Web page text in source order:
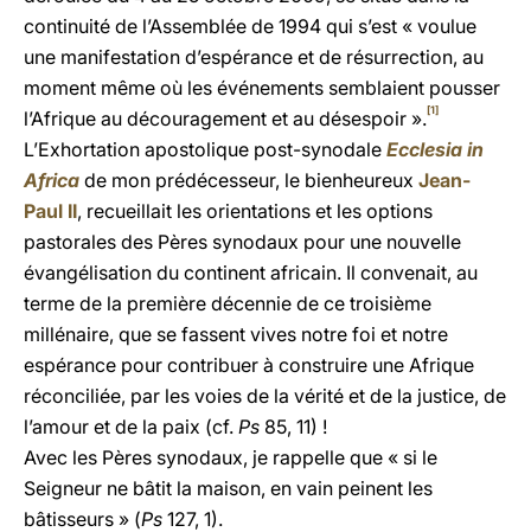
continuité de l’Assemblée de 1994 qui s’est « voulue
une manifestation d’espérance et de résurrection, au
moment même où les événements semblaient pousser
l’Afrique au découragement et au désespoir ».[1]
L’Exhortation apostolique post-synodale Ecclesia in
Africa de mon prédécesseur, le bienheureux Jean-
Paul II, recueillait les orientations et les options
pastorales des Pères synodaux pour une nouvelle
évangélisation du continent africain. Il convenait, au
terme de la première décennie de ce troisième
millénaire, que se fassent vives notre foi et notre
espérance pour contribuer à construire une Afrique
réconciliée, par les voies de la vérité et de la justice, de
l’amour et de la paix (cf. Ps 85, 11) !
Avec les Pères synodaux, je rappelle que « si le
Seigneur ne bâtit la maison, en vain peinent les
bâtisseurs » (Ps 127, 1).